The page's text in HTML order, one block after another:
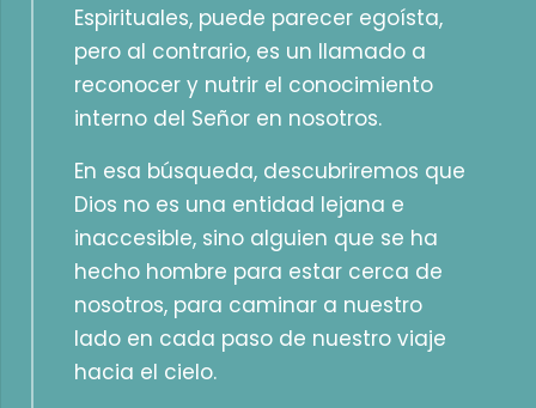
Espirituales, puede parecer egoísta,
pero al contrario, es un llamado a
reconocer y nutrir el conocimiento
interno del Señor en nosotros.
En esa búsqueda, descubriremos que
Dios no es una entidad lejana e
inaccesible, sino alguien que se ha
hecho hombre para estar cerca de
nosotros, para caminar a nuestro
lado en cada paso de nuestro viaje
hacia el cielo.